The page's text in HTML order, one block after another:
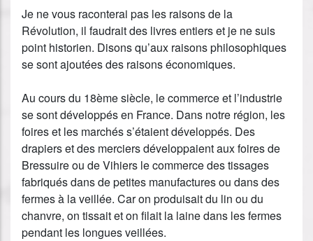
Je ne vous raconterai pas les raisons de la
Révolution, il faudrait des livres entiers et je ne suis
point historien. Disons qu’aux raisons philosophiques
se sont ajoutées des raisons économiques.
Au cours du 18ème siècle, le commerce et l’industrie
se sont développés en France. Dans notre région, les
foires et les marchés s’étaient développés. Des
drapiers et des merciers développaient aux foires de
Bressuire ou de Vihiers le commerce des tissages
fabriqués dans de petites manufactures ou dans des
fermes à la veillée. Car on produisait du lin ou du
chanvre, on tissait et on filait la laine dans les fermes
pendant les longues veillées.